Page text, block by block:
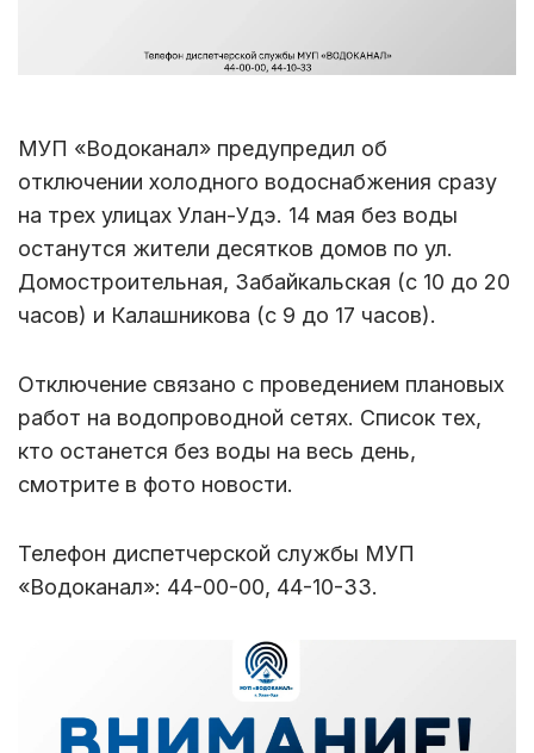
МУП «Водоканал» предупредил об
отключении холодного водоснабжения сразу
на трех улицах Улан-Удэ. 14 мая без воды
останутся жители десятков домов по ул.
Домостроительная, Забайкальская (с 10 до 20
часов) и Калашникова (с 9 до 17 часов).
Отключение связано с проведением плановых
работ на водопроводной сетях. Список тех,
кто останется без воды на весь день,
смотрите в фото новости.
Телефон диспетчерской службы МУП
«Водоканал»: 44-00-00, 44-10-33.